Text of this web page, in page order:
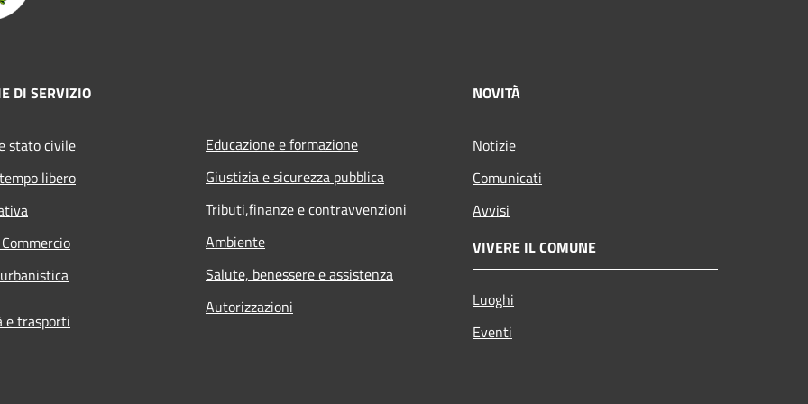
DI SERVIZIO
stato civile
libero
trasporti
Educazione e formazione
Giustizia e sicurezza pubblica
Tributi,finanze e contravvenzioni
Ambiente
Salute, benessere e assistenza
Autorizzazioni
NOVITÀ
Notizie
Comunicati
Avvisi
VIVERE IL COMUNE
Luoghi
Eventi